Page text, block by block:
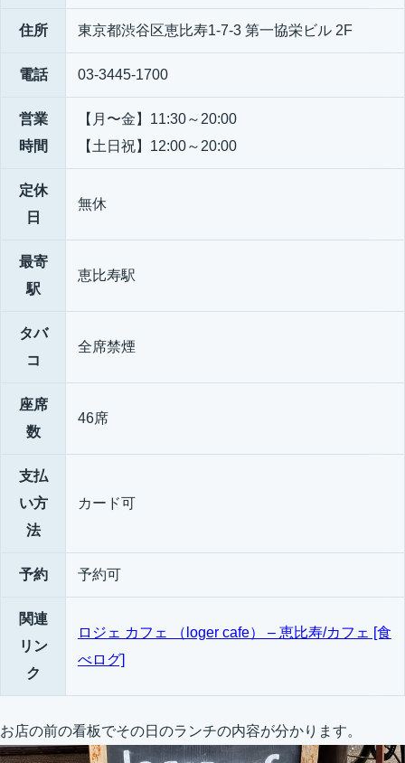
住所 東京都渋谷区恵比寿1-7-3 第一協栄ビル 2F
電話 03-3445-1700
営業
時間
【月〜金】11:30～20:00
【土日祝】12:00～20:00
定休
日
無休
最寄
駅
恵比寿駅
タバ
コ
全席禁煙
座席
数
46席
支払
い方
法
カード可
予約 予約可
関連
リン
ク
ロジェ カフェ （loger cafe） – 恵比寿/カフェ [食
べログ]
お店の前の看板でその日のランチの内容が分かります。